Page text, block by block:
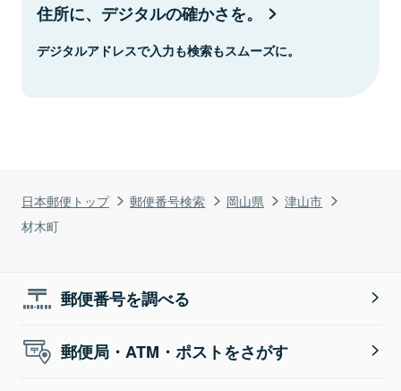
日本郵便トップ 郵便番号検索 岡山県
津山市
材木町
住所に、デジタルの確かさを。
デジタルアドレスで入力も検索もスムーズに。
郵便番号を調べる
郵便局・ATM・ポストをさがす